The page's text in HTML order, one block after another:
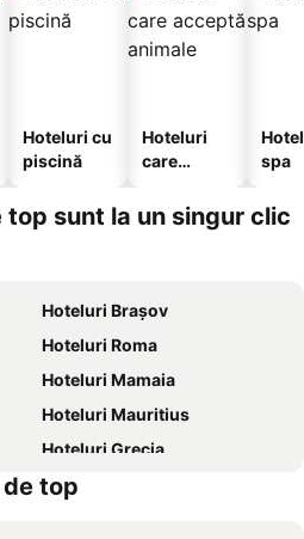
Hoteluri cu
piscină
Hoteluri
care
animale
spa
sunt la un singur clic
Hoteluri Brașov
Hoteluri Roma
Hoteluri Mamaia
Hoteluri Mauritius
Hoteluri Grecia
Hoteluri Litoral Bulgaria
top